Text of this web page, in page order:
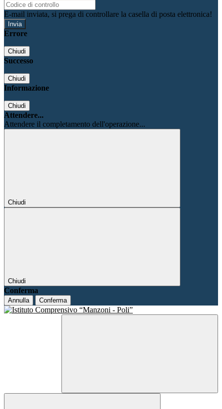
E-mail inviata, si prega di controllare la casella di posta elettronica!
Errore
Chiudi
Successo
Chiudi
Informazione
Chiudi
Attendere...
Attendere il completamento dell'operazione...
Chiudi
Chiudi
Conferma
Annulla Conferma